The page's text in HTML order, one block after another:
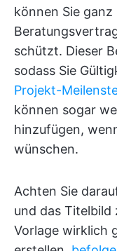
können Sie
schützt. Dieser
sodass Sie
Projekt-
können sogar
hinzufügen,
wünschen.
Achten Sie
und das Titelbild
Vorlage wirklich